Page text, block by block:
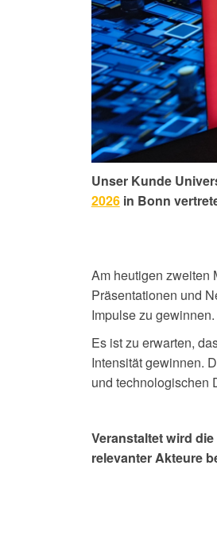
Unser Kunde
2026in Bonn
Am heutigen zweiten
Präsentationen und
Impulse zu gewinnen.
Es ist zu erwarten,
Intensität gewinnen.
und technologischen
Veranstaltet wird
relevanter Akteure